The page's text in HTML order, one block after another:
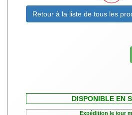
Retour à la liste de tous les
DISPONIBLE EN
Expédition le jour